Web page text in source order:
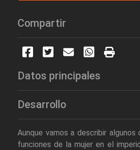
Compartir
Datos principales
Desarrollo
Aunque vamos a describir
funciones de la mujer en el